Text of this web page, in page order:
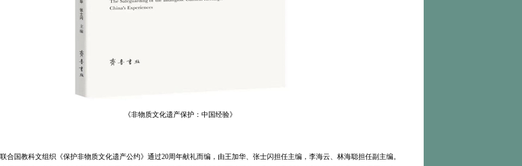
《非物质文化遗产保护：中国经验》
合国教科文组织《保护非物质文化遗产公约》通过20周年献礼而编，由王加华、张士闪担任主编，李海云、林海聪担任副主编。